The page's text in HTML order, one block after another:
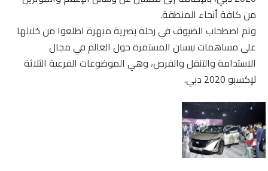
من كافة أنحاء المنطقة.
وتم اصطحاب الضيوف في رحلة بصرية مبهرة اطلعوا من خلالها
على مساهمات نيسان المستمرة حول العالم في مجال
الاستدامة والتنقل والفرص، وهي الموضوعات الفرعية الثلاثة
لإكسبو 2020 دبي.